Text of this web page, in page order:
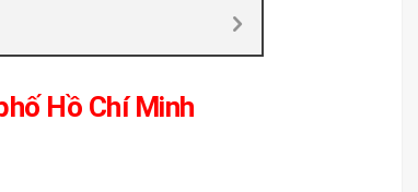
Hồ Chí Minh